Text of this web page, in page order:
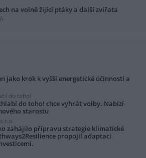
na volně žijící ptáky a další zvířata
jako krok k vyšší energetické účinnosti a
do toho!
do toho! chce vyhrát volby. Nabízí
starostu
zahájilo přípravu strategie klimatické
propojil adaptaci